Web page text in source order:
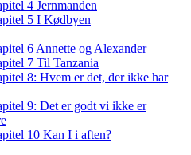
4 Jernmanden
5 I Kødbyen
6 Annette og Alexander
7 Til Tanzania
8: Hvem er det, der ikke har
9: Det er godt vi ikke er
10 Kan I i aften?